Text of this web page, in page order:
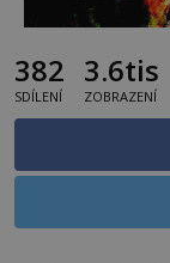
382
SDÍLENÍ
3.6tis
ZOBRAZENÍ